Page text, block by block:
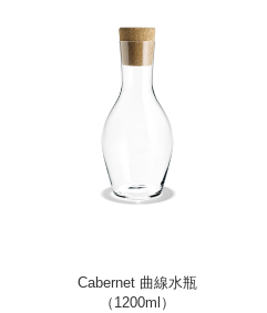
Cabernet 曲線水瓶
（1200ml）